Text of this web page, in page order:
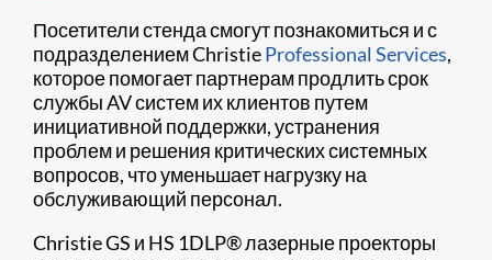
Посетители стенда смогут познакомиться и с
подразделением ChristieProfessional Services,
которое помогает партнерам продлить срок
службы AV систем их клиентов путем
инициативной поддержки, устранения
проблем и решения критических системных
вопросов, что уменьшает нагрузку на
обслуживающий персонал.
Christie GS и HS 1DLP® лазерные проекторы